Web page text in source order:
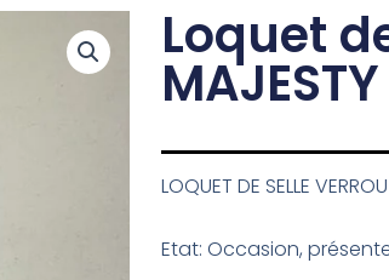
Loquet
LOQUET DE SELLE
Etat: Occasion,